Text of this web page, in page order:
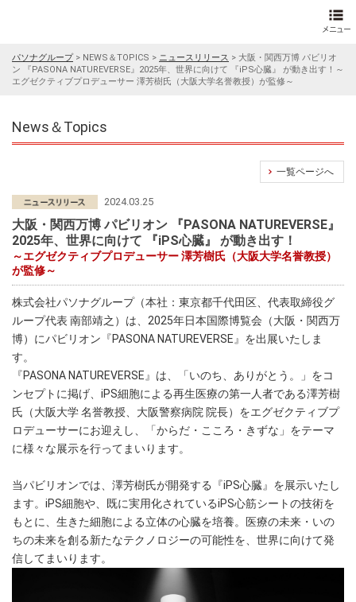
パソナグループ> NEWS＆TOPICS > ニュースリリース > 大阪・関西万博 パビリオ
ン 『PASONA NATUREVERSE』2025年、世界に向けて 『iPS心臓』 が動き出す！～
エグゼクティブプロデューサー 澤芳樹氏（大阪大学名誉教授）が監修～
News＆Topics
一覧ページへ
2024.03.25
大阪・関西万博 パビリオン 『PASONA NATUREVERSE』
2025年、世界に向けて 『iPS心臓』 が動き出す！
～エグゼクティブプロデューサー 澤芳樹氏（大阪大学名誉教授）
が監修～
株式会社パソナグループ（本社：東京都千代田区、代表取締役グ
ループ代表 南部靖之）は、2025年日本国際博覧会（大阪・関西万
博）にパビリオン『PASONA NATUREVERSE』を出展いたしま
す。
『PASONA NATUREVERSE』は、「いのち、ありがとう。」をコ
ンセプトに掲げ、iPS細胞による再生医療の第一人者である澤芳樹
氏（大阪大学 名誉教授、大阪警察病院 院長）をエグゼクティブプ
ロデューサーにお迎えし、「からだ・こころ・きずな」をテーマ
に様々な展示を行ってまいります。
当パビリオンでは、澤芳樹氏が開発する『iPS心臓』を展示いたし
ます。iPS細胞や、既に実用化されているiPS心筋シートの技術を
もとに、生きた細胞による立体の心臓を培養。医療の未来・いの
ちの未来を創る新たなテクノロジーの可能性を、世界に向けて発
信してまいります。